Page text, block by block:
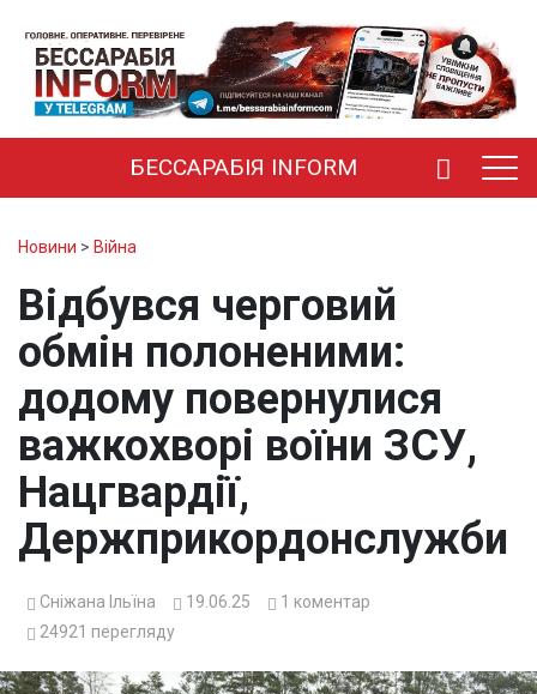
БЕССАРАБІЯ INFORM
Новини > Війна
Відбувся черговий
обмін полоненими:
додому повернулися
важкохворі воїни ЗСУ,
Нацгвардії,
Держприкордонслужби
Сніжана Ільїна 19.06.25 1 коментар
24921 перегляду